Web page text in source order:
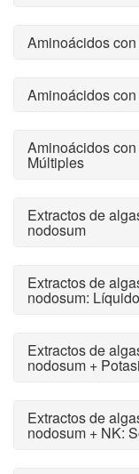
Aminoácidos
Aminoácidos
Aminoácidos
Múltiples
Extractos de
nodosum
Extractos de
nodosum:
Extractos de
nodosum +
Extractos de
nodosum + NK: